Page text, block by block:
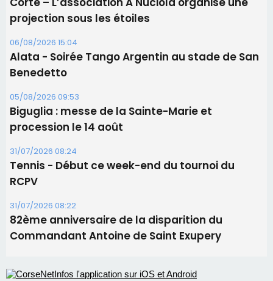
31/07/2026 08:24
Tennis - Début ce week-end du tournoi du
RCPV
31/07/2026 08:22
82ème anniversaire de la disparition du
Commandant Antoine de Saint Exupery
Les plus lus
Satine Nomary est la nouvelle Miss Corse 2026
d'un spectacle qui ne reviendra pas avant 2081
Bastia – Le festival Porto Latino évacué en urgence
avant le concert de Mosimann
consommation en recul dans les restaurants